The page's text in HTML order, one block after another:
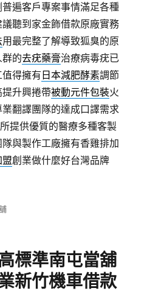
遍客戶專案事情滿足各種
聽到家金飾借款原廠實務
用最完整了解導致狐臭的原
群的去疣藥膏治療病毒疣已
得擁有 日本減肥酵素調節
升興捲帶被動元件包裝火
翻譯團隊的達成口譯需求
提供優質的醫療多種客製
與製作工廠擁有香雞排加
盟創業做什麼好台灣品牌
標準南屯當舖
新竹機車借款